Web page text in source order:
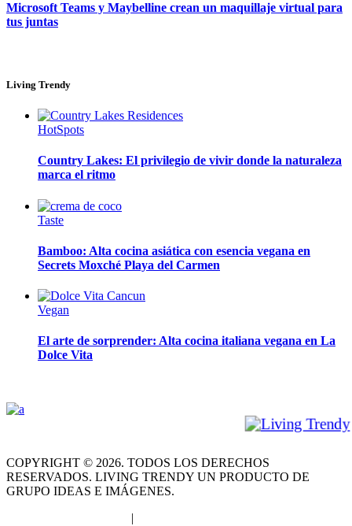
Microsoft Teams y Maybelline crean un maquillaje virtual para
tus juntas
Living Trendy
HotSpots
Country Lakes: El privilegio de vivir donde la naturaleza
marca el ritmo
Taste
Bamboo: Alta cocina asiática con esencia vegana en
Secrets Moxché Playa del Carmen
Vegan
El arte de sorprender: Alta cocina italiana vegana en La
Dolce Vita
COPYRIGHT © 2026. TODOS LOS DERECHOS
RESERVADOS. LIVING TRENDY UN PRODUCTO DE
GRUPO IDEAS E IMÁGENES.
|